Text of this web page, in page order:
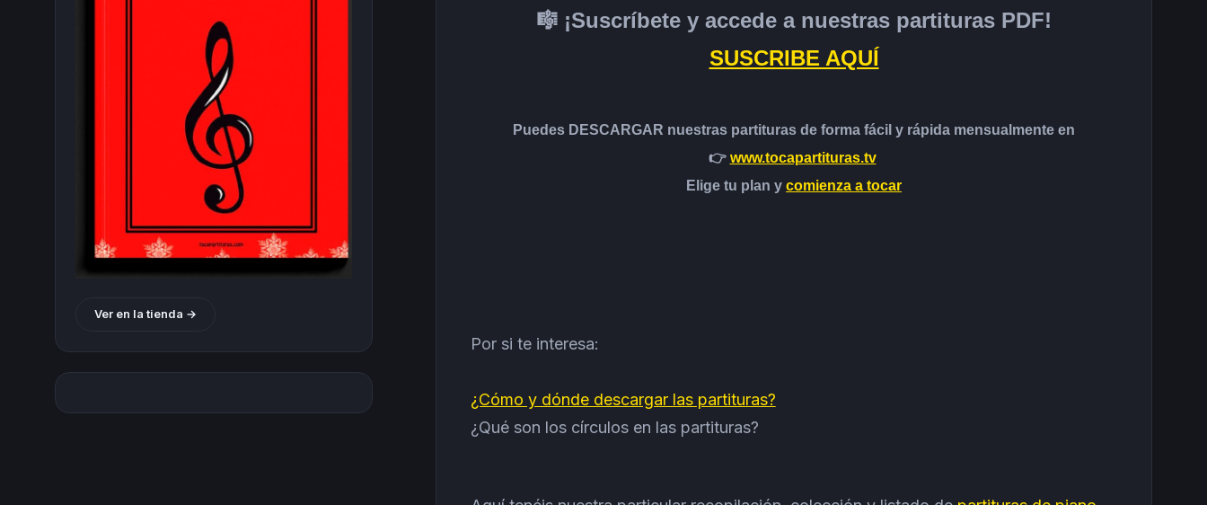
🎼 ¡Suscríbete y accede a nuestras partituras PDF!
SUSCRIBE AQUÍ
Puedes DESCARGAR nuestras partituras de forma fácil y rápida mensualmente en
👉 www.tocapartituras.tv
Elige tu plan y comienza a tocar
Por si te interesa:
¿Cómo y dónde descargar las partituras?
¿Qué son los círculos en las partituras?
Ver en la tienda →